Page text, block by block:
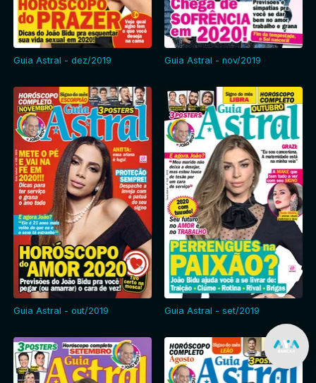
Guia Astral - dez/2019 Guia Astral - nov/2019
Guia Astral - out/2019 Guia Astral - set/2019